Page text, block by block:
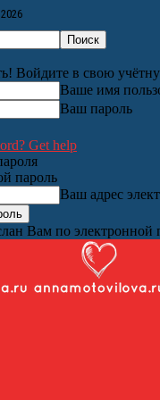
Войдите в свою
Ваше имя
Ваш пароль
Get help
пароль
Ваш адрес
Вам по электронной